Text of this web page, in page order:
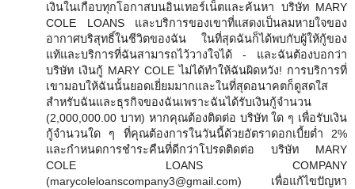
เงินในเกือบทุกโอกาสบนอินเทอร์เน็ตและค้นหา บริษัท MARY
COLE LOANS และบริการของเขาที่แสดงเป็นลมหายใจของ
อากาศบริสุทธิ์ในชีวิตของฉัน ในที่สุดฉันก็ได้พบกับผู้ให้กู้ของ
แท้และบริการที่ฉันสามารถไว้วางใจได้ - และฉันต้องบอกว่า
บริษัท เงินกู้ MARY COLE ไม่ได้ทำให้ฉันผิดหวัง! การบริการที่
เขามอบให้ฉันนั้นยอดเยี่ยมมากและในที่สุดอนาคตก็ดูสดใส
สำหรับฉันและธุรกิจของฉันเพราะฉันได้รับเงินกู้จำนวน
(2,000,000.00 บาท) หากคุณต้องติดต่อ บริษัท ใด ๆ เพื่อรับเงิน
กู้จำนวนใด ๆ ที่คุณต้องการในวันนี้ด้วยอัตราดอกเบี้ยต่ำ 2%
และกำหนดการชำระคืนที่ดีกว่าโปรดติดต่อ บริษัท MARY
COLE LOANS COMPANY
(marycoleloanscompany3@gmail.com) เพื่อแก้ไขปัญหา